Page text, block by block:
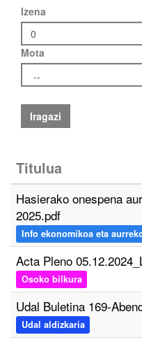
Izena
Mota
Iragazi
Titulua
Hasierako onespena
2025.pdf
Info ekonomikoa eta
Acta Pleno
Osoko bilkura
Udal Buletina 169-
Udal aldizkaria